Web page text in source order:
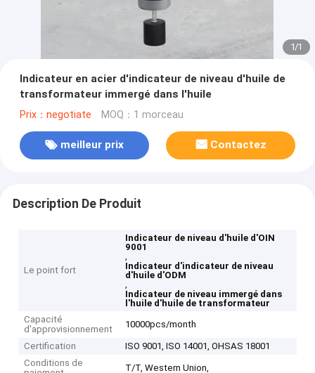
1/1
Indicateur en acier d'indicateur de niveau d'huile de
transformateur immergé dans l'huile
Prix：negotiate MOQ：1 morceau
meilleur prix Contactez
Description De Produit
Le point fort
Indicateur de niveau d'huile d'OIN
9001
,
Indicateur d'indicateur de niveau
d'huile d'ODM
,
Indicateur de niveau immergé dans
l'huile d'huile de transformateur
Capacité
d'approvisionnement
10000pcs/month
Certification
ISO 9001, ISO 14001, OHSAS 18001
Conditions de
T/T, Western Union,